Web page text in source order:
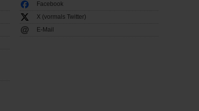
Facebook
X (vormals Twitter)
E-Mail